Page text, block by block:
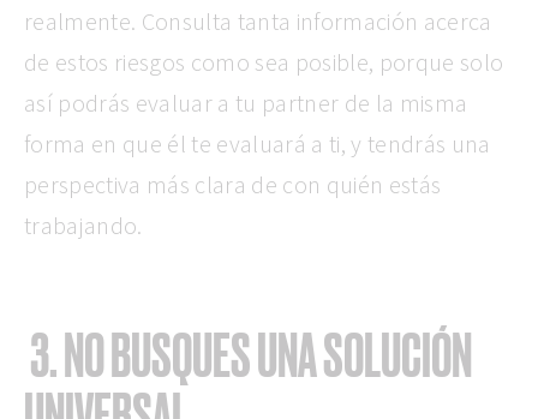
realmente. Consulta tanta información acerca
de estos riesgos como sea posible, porque solo
así podrás evaluar a tu partner de la misma
forma en que él te evaluará a ti, y tendrás una
perspectiva más clara de con quién estás
trabajando.
3. NO BUSQUES UNA SOLUCIÓN